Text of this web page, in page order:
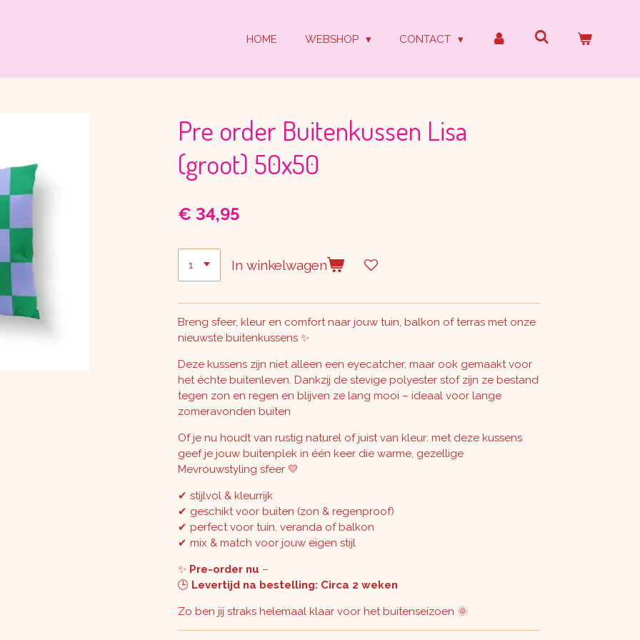
HOME WEBSHOP CONTACT
Pre order Buitenkussen Lisa
(groot) 50x50
€ 34,95
In winkelwagen
Breng sfeer, kleur en comfort naar jouw tuin, balkon of terras met onze
nieuwste buitenkussens ✨
Deze kussens zijn niet alleen een eyecatcher, maar ook gemaakt voor
het échte buitenleven. Dankzij de stevige polyester stof zijn ze bestand
tegen zon en regen en blijven ze lang mooi – ideaal voor lange
zomeravonden buiten
Of je nu houdt van rustig naturel of juist van kleur: met deze kussens
geef je jouw buitenplek in één keer die warme, gezellige
Mevrouwstyling sfeer 💛
✔ stijlvol & kleurrijk
✔ geschikt voor buiten (zon & regenproof)
✔ perfect voor tuin, veranda of balkon
✔ mix & match voor jouw eigen stijl
✨ Pre-order nu –
🕒 Levertijd na bestelling: Circa 2 weken
Zo ben jij straks helemaal klaar voor het buitenseizoen 🌞